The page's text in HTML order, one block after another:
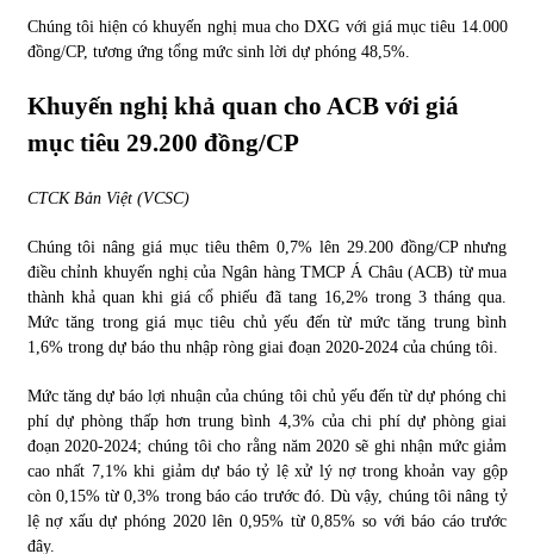
Chúng tôi hiện có khuyến nghị mua cho DXG với giá mục tiêu 14.000
đồng/CP, tương ứng tổng mức sinh lời dự phóng 48,5%.
Khuyến nghị khả quan cho ACB với giá
mục tiêu 29.200 đồng/CP
CTCK Bản Việt (VCSC)
Chúng tôi nâng giá mục tiêu thêm 0,7% lên 29.200 đồng/CP nhưng
điều chỉnh khuyến nghị của Ngân hàng TMCP Á Châu (ACB) từ mua
thành khả quan khi giá cổ phiếu đã tang 16,2% trong 3 tháng qua.
Mức tăng trong giá mục tiêu chủ yếu đến từ mức tăng trung bình
1,6% trong dự báo thu nhập ròng giai đoạn 2020-2024 của chúng tôi.
Mức tăng dự báo lợi nhuận của chúng tôi chủ yếu đến từ dự phóng chi
phí dự phòng thấp hơn trung bình 4,3% của chi phí dự phòng giai
đoạn 2020-2024; chúng tôi cho rằng năm 2020 sẽ ghi nhận mức giảm
cao nhất 7,1% khi giảm dự báo tỷ lệ xử lý nợ trong khoản vay gộp
còn 0,15% từ 0,3% trong báo cáo trước đó. Dù vậy, chúng tôi nâng tỷ
lệ nợ xấu dự phóng 2020 lên 0,95% từ 0,85% so với báo cáo trước
đây.